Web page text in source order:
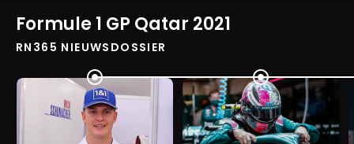
Formule 1 GP Qatar 2021
RN365 NIEUWSDOSSIER